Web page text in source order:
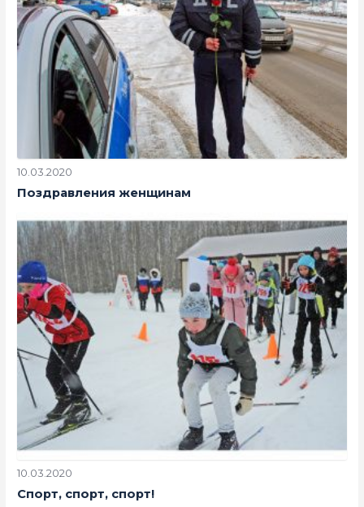
10.03.2020
Поздравления женщинам
10.03.2020
Спорт, спорт, спорт!